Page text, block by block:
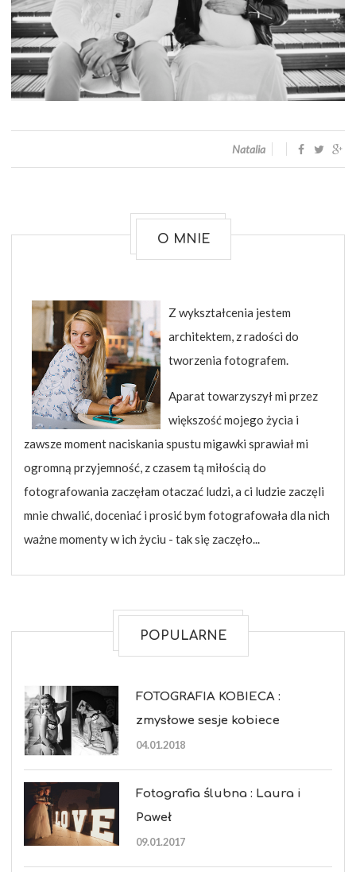
Natalia
O MNIE
Z wykształcenia jestem
architektem, z radości do
tworzenia fotografem.
Aparat towarzyszył mi przez
większość mojego życia i
zawsze moment naciskania spustu migawki sprawiał mi
ogromną przyjemność, z czasem tą miłością do
fotografowania zaczęłam otaczać ludzi, a ci ludzie zaczęli
mnie chwalić, doceniać i prosić bym fotografowała dla nich
ważne momenty w ich życiu - tak się zaczęło...
POPULARNE
FOTOGRAFIA KOBIECA :
zmysłowe sesje kobiece
04.01.2018
Fotografia ślubna : Laura i
Paweł
09.01.2017